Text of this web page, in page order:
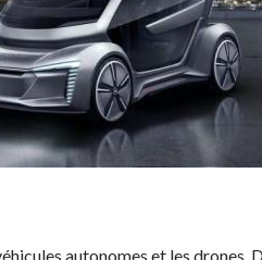
autonomes et les drones.